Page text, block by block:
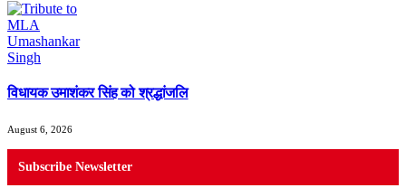
विधायक उमाशंकर सिंह को श्रद्धांजलि
August 6, 2026
Subscribe Newsletter